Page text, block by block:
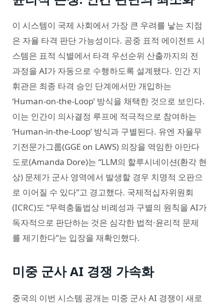
이 시스템이 국제 사회에서 가장 큰 우려를 낳는 지점
은 자율 타격 판단 가능성이다. 공중 표적 에이전트 시
스템은 표적 식별에서 타격 우선순위 산출까지의 전
과정을 AI가 자동으로 수행하도록 설계됐다. 인간 지
휘관은 최종 타격 승인 단계에서만 개입하는
‘Human-on-the-Loop’ 방식을 채택한 것으로 보인다.
이는 인간이 의사결정 루프에 적극적으로 참여하는
‘Human-in-the-Loop’ 방식과 구별된다. 유엔 자율무
기전문가그룹(GGE on LAWS) 의장을 역임한 아만다
도로(Amanda Dore)는 “LLM의 할루시네이션(환각 현
상) 문제가 군사 영역에서 발생할 경우 치명적 오판으
로 이어질 수 있다”고 경고했다. 국제적십자위원회
(ICRC)도 “무력충돌법상 비례성과 구별의 원칙을 AI가
독자적으로 판단하는 것은 심각한 법적·윤리적 문제
를 제기한다”는 입장을 재확인했다.
미중 군사 AI 경쟁 가속화
중국의 이번 시스템 공개는 미중 군사 AI 경쟁이 새로